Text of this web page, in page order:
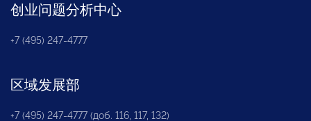
创业问题分析中心
+7 (495) 247-4777
区域发展部
+7 (495) 247-4777 (доб. 116, 117, 132)